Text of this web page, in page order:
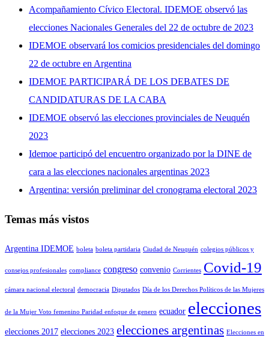
Acompañamiento Cívico Electoral. IDEMOE observó las
elecciones Nacionales Generales del 22 de octubre de 2023
IDEMOE observará los comicios presidenciales del domingo
22 de octubre en Argentina
IDEMOE PARTICIPARÁ DE LOS DEBATES DE
CANDIDATURAS DE LA CABA
IDEMOE observó las elecciones provinciales de Neuquén
2023
Idemoe participó del encuentro organizado por la DINE de
cara a las elecciones nacionales argentinas 2023
Argentina: versión preliminar del cronograma electoral 2023
Temas más vistos
Argentina IDEMOE boleta boleta partidaria Ciudad de Neuquén colegios públicos y
consejos profesionales compliance congreso convenio Corrientes Covid-19
cámara nacional electoral democracia Diputados Día de los Derechos Políticos de las Mujeres
de la Mujer Voto femenino Paridad enfoque de genero ecuador elecciones
elecciones 2017 elecciones 2023 elecciones argentinas Elecciones en